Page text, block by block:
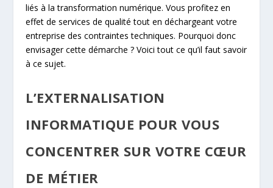
liés à la transformation numérique. Vous profitez en
effet de services de qualité tout en déchargeant votre
entreprise des contraintes techniques. Pourquoi donc
envisager cette démarche ? Voici tout ce qu’il faut savoir
à ce sujet.
L’EXTERNALISATION
INFORMATIQUE POUR VOUS
CONCENTRER SUR VOTRE CŒUR
DE MÉTIER